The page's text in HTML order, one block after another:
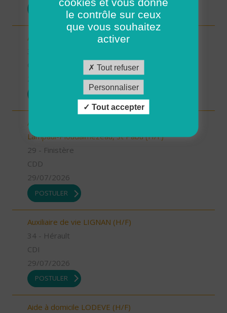
POSTULER
Auxiliaire de vie MARAUSSAN (H/F)
Aide à domicile - CDD été - Ploudalmézeau,
Lampaul-Ploudalmézeau, St Pabu (H/F)
29 - Finistère
CDD
29/07/2026
POSTULER
Auxiliaire de vie LIGNAN (H/F)
34 - Hérault
CDI
29/07/2026
POSTULER
Aide à domicile LODEVE (H/F)
le contrôle sur ceux
que vous souhaitez
activer
Tout refuser
Personnaliser
Tout accepter